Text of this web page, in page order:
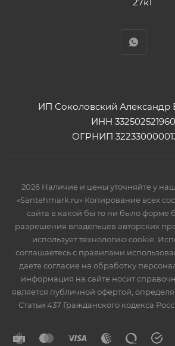
ИП Соколовский Александр
ИНН 332502521960
ОГРНИП
2026 Наличие и цены уточняйте у
«Santehmark.ru» Копирование всех
сайта в какой бы то ни было форме
разрешения владельцев авторских
использует технологию cookie.
соглашаетесь с правилами
даете согласие на обработку
информация на сайте носит
является публичной офертой,
Статьи 437 Гражданского кодекса